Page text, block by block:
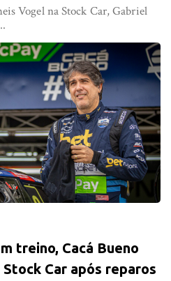
Vogel na Stock Car, Gabriel
treino, Cacá Bueno
Car após reparos